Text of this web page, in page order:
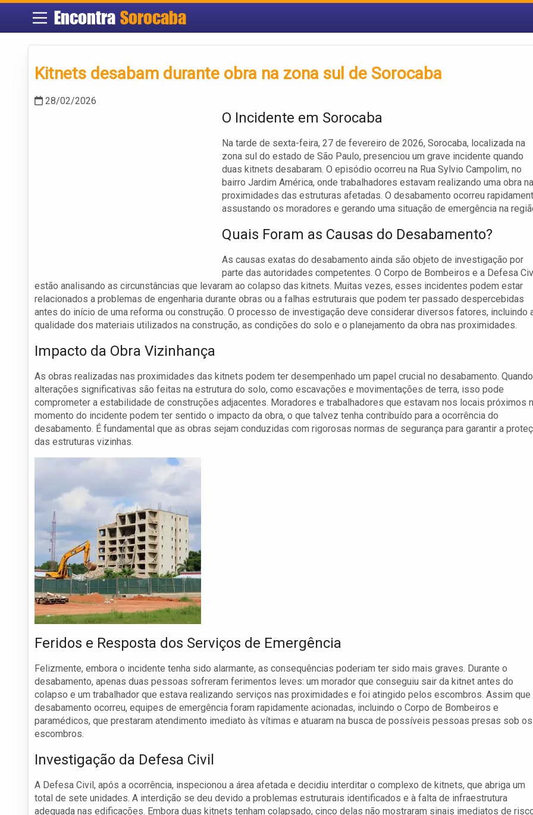
Encontra Sorocaba
Kitnets desabam durante obra na zona sul de Sorocaba
28/02/2026
O Incidente em Sorocaba
Na tarde de sexta-feira, 27 de fevereiro de 2026, Sorocaba, localizada na
zona sul do estado de São Paulo, presenciou um grave incidente quando
duas kitnets desabaram. O episódio ocorreu na Rua Sylvio Campolim, no
bairro Jardim América, onde trabalhadores estavam realizando uma obra
proximidades das estruturas afetadas. O desabamento ocorreu
assustando os moradores e gerando uma situação de emergência na
Quais Foram as Causas do Desabamento?
As causas exatas do desabamento ainda são objeto de investigação por
parte das autoridades competentes. O Corpo de Bombeiros e a Defesa
estão analisando as circunstâncias que levaram ao colapso das kitnets. Muitas vezes, esses incidentes podem estar
relacionados a problemas de engenharia durante obras ou a falhas estruturais que podem ter passado despercebidas
antes do início de uma reforma ou construção. O processo de investigação deve considerar diversos fatores, incluindo
qualidade dos materiais utilizados na construção, as condições do solo e o planejamento da obra nas proximidades.
Impacto da Obra Vizinhança
As obras realizadas nas proximidades das kitnets podem ter desempenhado um papel crucial no desabamento. Quando
alterações significativas são feitas na estrutura do solo, como escavações e movimentações de terra, isso pode
comprometer a estabilidade de construções adjacentes. Moradores e trabalhadores que estavam nos locais próximos
momento do incidente podem ter sentido o impacto da obra, o que talvez tenha contribuído para a ocorrência do
desabamento. É fundamental que as obras sejam conduzidas com rigorosas normas de segurança para garantir a
das estruturas vizinhas.
Feridos e Resposta dos Serviços de Emergência
Felizmente, embora o incidente tenha sido alarmante, as consequências poderiam ter sido mais graves. Durante o
desabamento, apenas duas pessoas sofreram ferimentos leves: um morador que conseguiu sair da kitnet antes do
colapso e um trabalhador que estava realizando serviços nas proximidades e foi atingido pelos escombros. Assim que
desabamento ocorreu, equipes de emergência foram rapidamente acionadas, incluindo o Corpo de Bombeiros e
paramédicos, que prestaram atendimento imediato às vítimas e atuaram na busca de possíveis pessoas presas sob os
escombros.
Investigação da Defesa Civil
A Defesa Civil, após a ocorrência, inspecionou a área afetada e decidiu interditar o complexo de kitnets, que abriga um
total de sete unidades. A interdição se deu devido a problemas estruturais identificados e à falta de infraestrutura
adequada nas edificações. Embora duas kitnets tenham colapsado, cinco delas não mostraram sinais imediatos de